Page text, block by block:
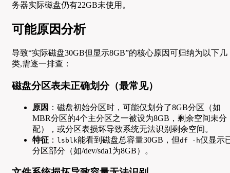
务器实际磁盘仍有22GB未使用。
可能原因分析
导致“实际磁盘30GB但显示8GB”的核心原因可归纳为以下几
类,需逐一排查：
磁盘分区表未正确划分（最常见）
原因 ：磁盘初始分区时，可能仅划分了8GB分区（如
MBR分区的4个主分区之一被设为8GB，剩余空间未分
配），或分区表损坏导致系统无法识别剩余空间。
特征 ： lsblk能看到磁盘总容量30GB，但df -h仅显示
分区部分（如/dev/sda1为8GB）。